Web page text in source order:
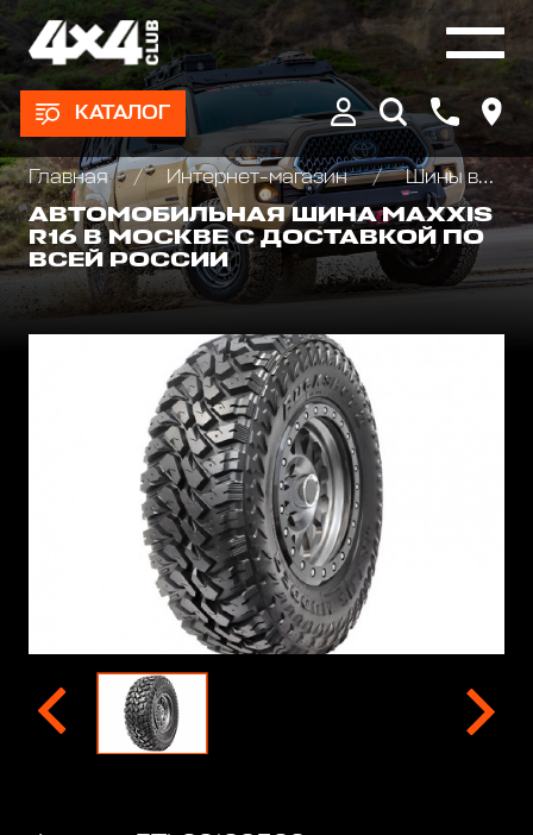
КАТАЛОГ
Главная Интернет-магазин
Шины всесезонные внедорожные
АВТОМОБИЛЬНАЯ ШИНА MAXXIS
R16 В МОСКВЕ С ДОСТАВКОЙ ПО
ВСЕЙ РОССИИ